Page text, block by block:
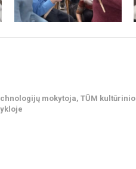
mokytoja, TŪM kultūrinio